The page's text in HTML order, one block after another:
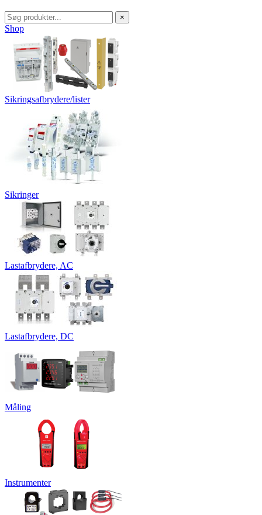
×
Shop
Sikringsafbrydere/lister
Sikringer
Lastafbrydere, AC
Lastafbrydere, DC
Måling
Instrumenter